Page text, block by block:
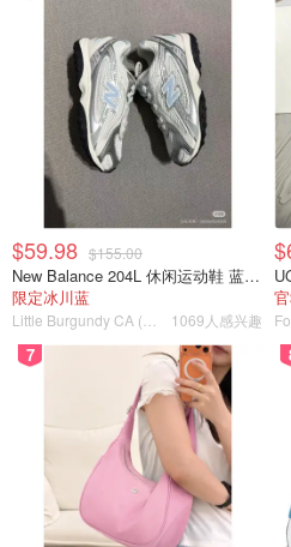
现在全球贸易美元计价率也从
了。排在第二位的是欧元，也
终是在20%左右徘徊。
$59.98 $155.00
New Balance 204L 休闲运动鞋 蓝银色
限定冰川蓝
1069人感兴趣
7